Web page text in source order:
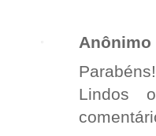
Anônimo
Lindos